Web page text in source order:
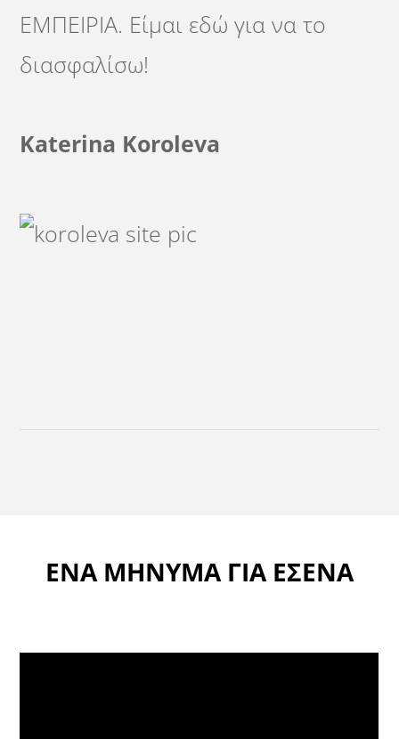
ΕΜΠΕΙΡΙΑ. Είμαι εδώ για να το
διασφαλίσω!
Katerina Koroleva
ΕΝΑ ΜΗΝΥΜΑ ΓΙΑ ΕΣΕΝΑ